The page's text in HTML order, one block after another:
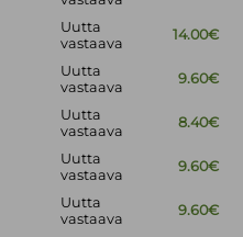
Uutta
vastaava
14.00€
Uutta
vastaava
9.60€
Uutta
vastaava
8.40€
Uutta
vastaava
9.60€
Uutta
vastaava
9.60€